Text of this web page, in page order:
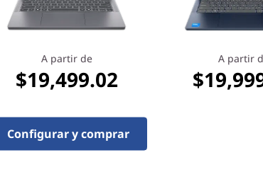
y el
A partir de
$19,499.02
A partir
Configurar y comprar